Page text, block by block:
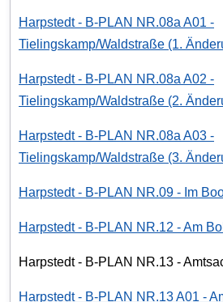
Harpstedt - B-PLAN NR.08a A01 -
Tielingskamp/Waldstraße (1.
Harpstedt - B-PLAN NR.08a A02 -
Tielingskamp/Waldstraße (2.
Harpstedt - B-PLAN NR.08a A03 -
Tielingskamp/Waldstraße (3.
Harpstedt - B-PLAN NR.09 - Im
Harpstedt - B-PLAN NR.12 - Am
Harpstedt - B-PLAN NR.13 -
Harpstedt - B-PLAN NR.13 A01 -